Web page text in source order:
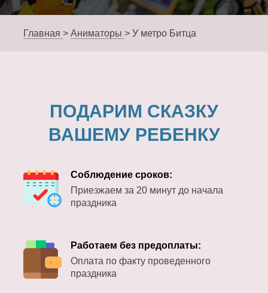
Главная > Аниматоры > У метро Битца
ПОДАРИМ СКАЗКУ
ВАШЕМУ РЕБЕНКУ
Соблюдение сроков:
Приезжаем за 20 минут до начала
праздника
Работаем без предоплаты:
Оплата по факту проведенного
праздника